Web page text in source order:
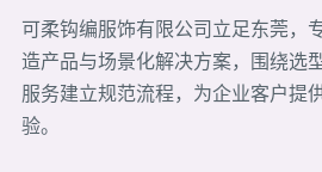
可柔钩编服饰有限公司立足东莞，
造产品与场景化解决方案，围绕选
服务建立规范流程，为企业客户提
验。